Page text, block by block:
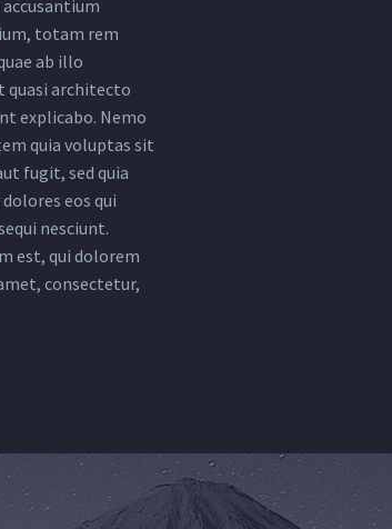
totam rem
ab illo
quasi architecto
explicabo. Nemo
quia voluptas sit
fugit, sed quia
eos qui
nesciunt.
est, qui dolorem
consectetur,